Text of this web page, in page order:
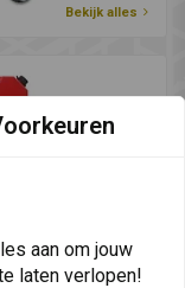
Bekijk alles
Bekijk alles
aan om jouw
laten verlopen!